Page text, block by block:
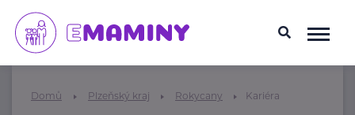
Domů Plzeňský kraj Rokycany Kariéra